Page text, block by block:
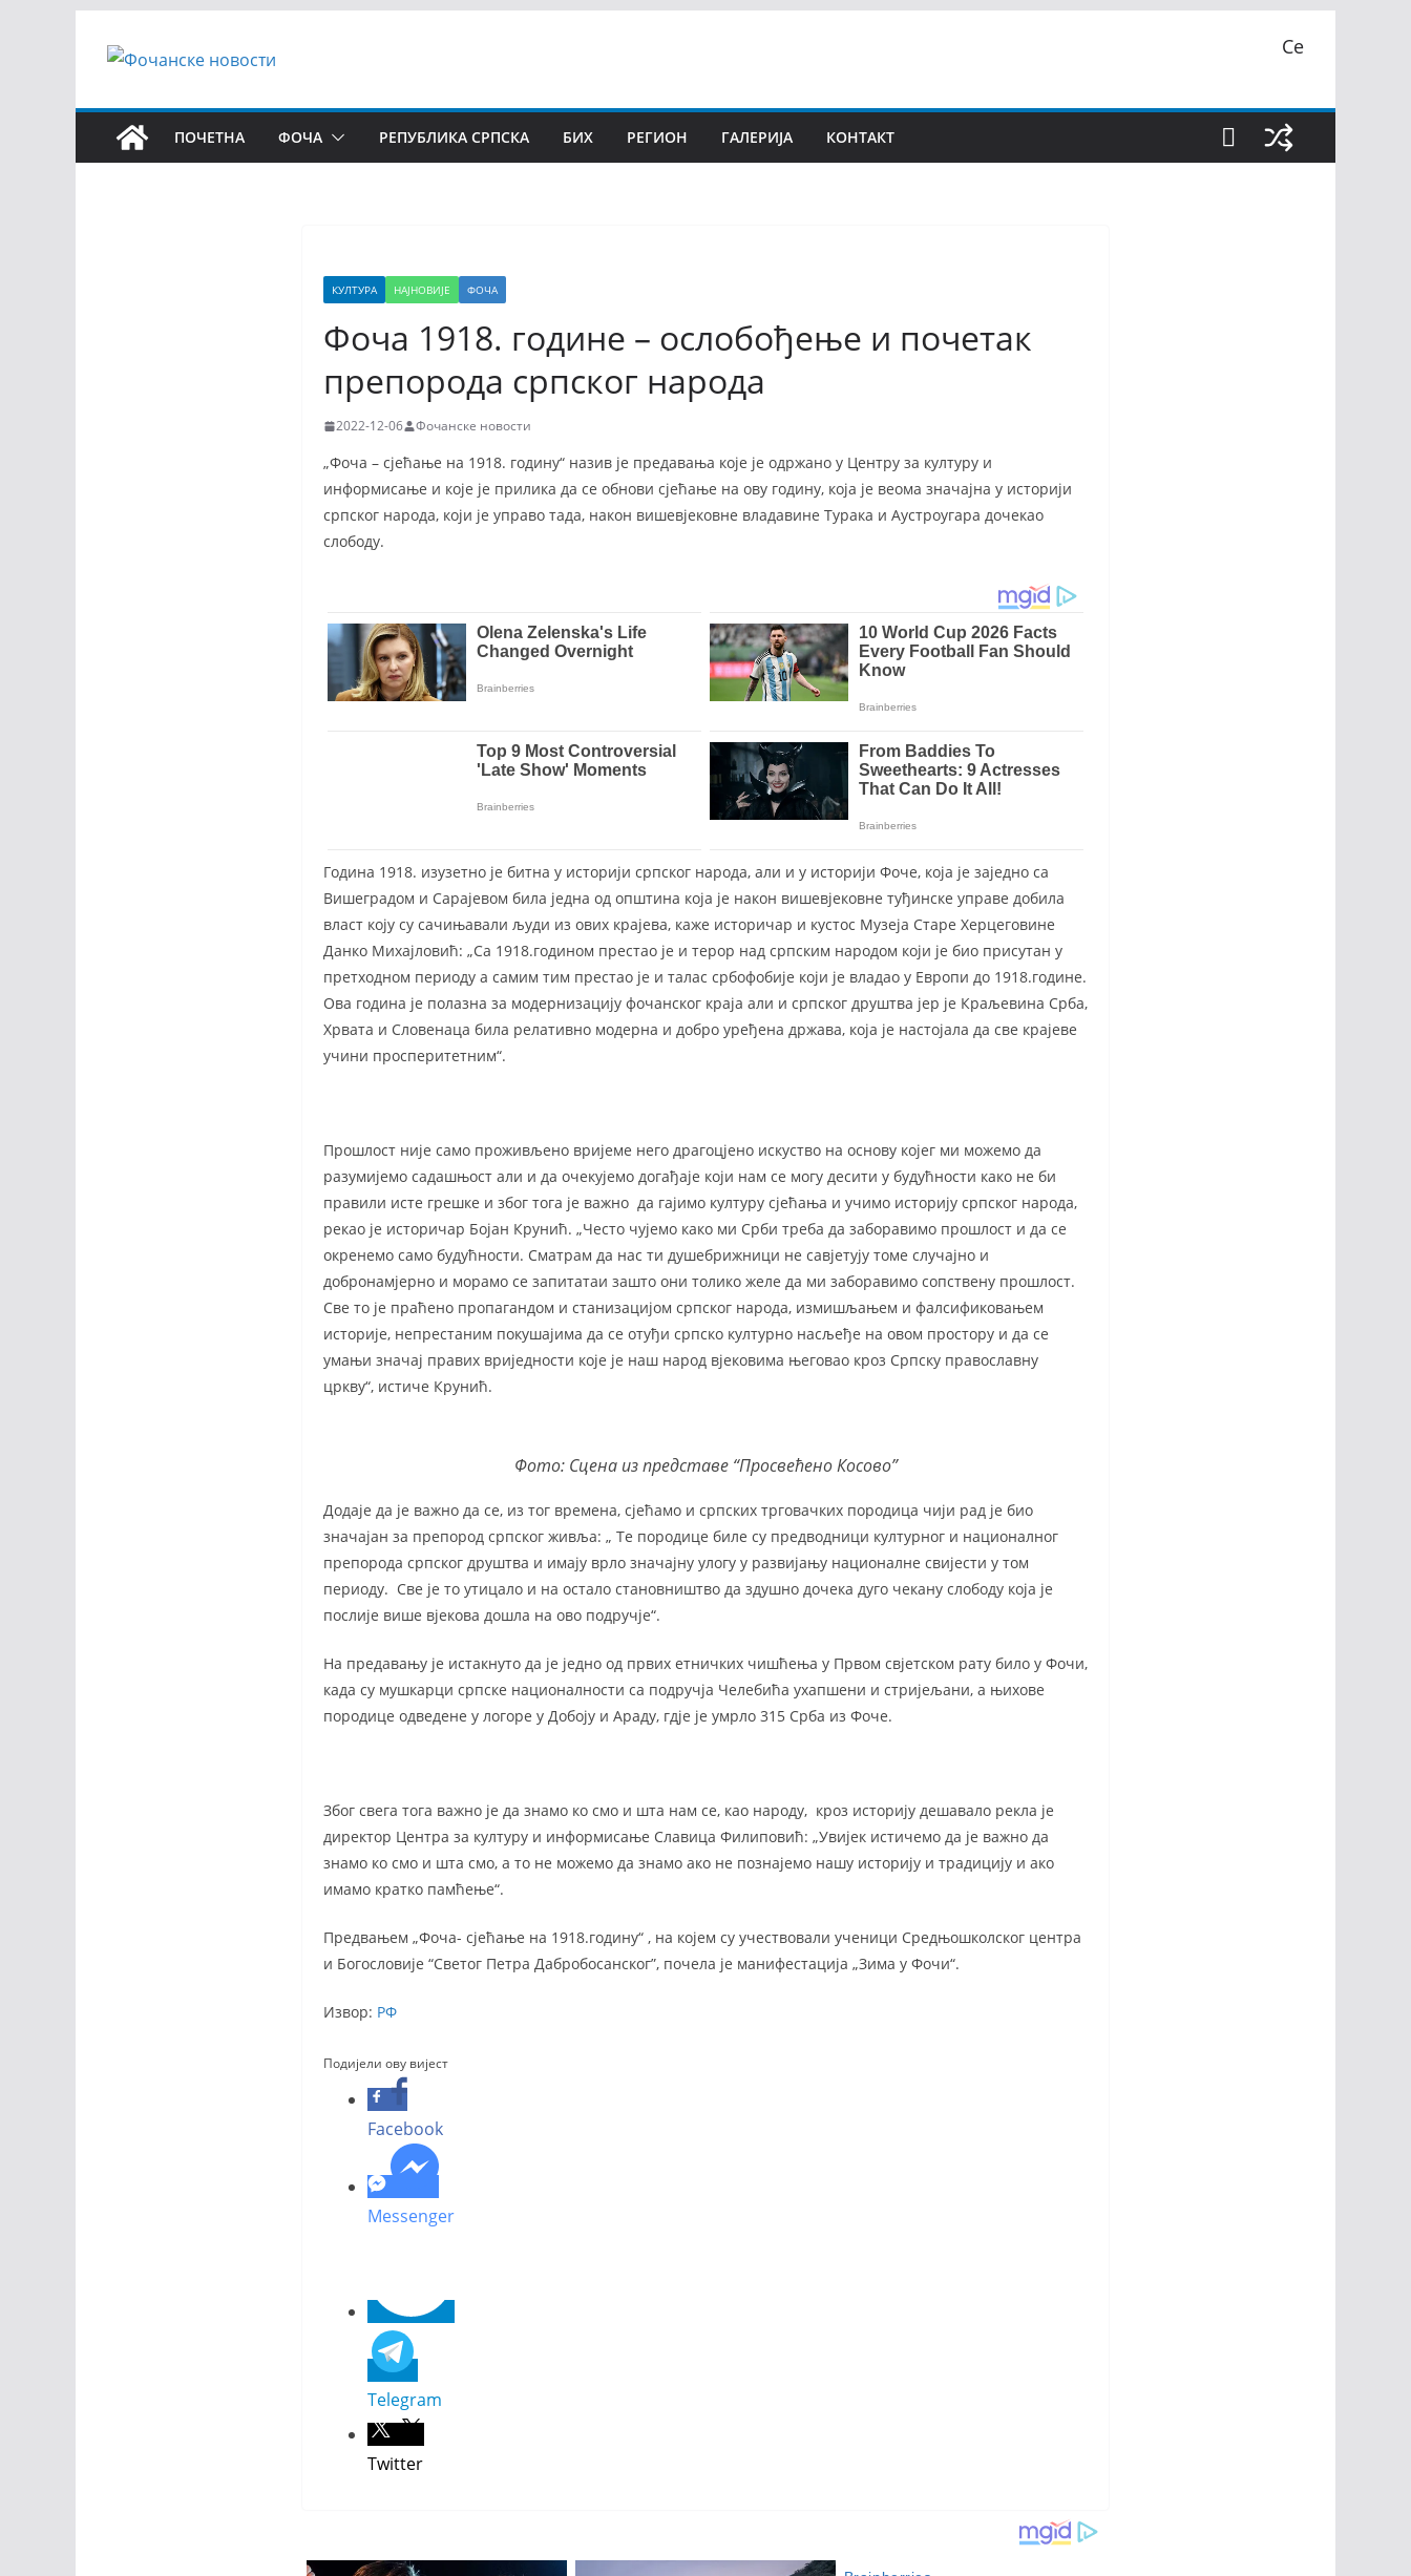
Се
ПОЧЕТНА ФОЧА РЕПУБЛИКА СРПСКА БИХ РЕГИОН ГАЛЕРИЈА КОНТАКТ
КУЛТУРА НАЈНОВИЈЕ ФОЧА
Фоча 1918. године – ослобођење и почетак
препорода српског народа
2022-12-06 Фочанске новости
„Фоча – сјећање на 1918. годину“ назив је предавања које је одржано у Центру за културу и
информисање и које је прилика да се обнови сјећање на ову годину, која је веома значајна у историји
српског народа, који је управо тада, након вишевјековне владавине Турака и Аустроугара дочекао
слободу.
Година 1918. изузетно је битна у историји српског народа, али и у историји Фоче, која је заједно са
Вишеградом и Сарајевом била једна од општина која је након вишевјековне туђинске управе добила
власт коју су сачињавали људи из ових крајева, каже историчар и кустос Музеја Старе Херцеговине
Данко Михајловић: „Са 1918.годином престао је и терор над српским народом који је био присутан у
претходном периоду а самим тим престао је и талас србофобије који је владао у Европи до 1918.године.
Ова година је полазна за модернизацију фочанског краја али и српског друштва јер је Краљевина Срба,
Хрвата и Словенаца била релативно модерна и добро уређена држава, која је настојала да све крајеве
учини просперитетним“.
Прошлост није само проживљено вријеме него драгоцјено искуство на основу којег ми можемо да
разумијемо садашњост али и да очекујемо догађаје који нам се могу десити у будућности како не би
правили исте грешке и због тога је важно да гајимо културу сјећања и учимо историју српског народа,
рекао је историчар Бојан Крунић. „Често чујемо како ми Срби треба да заборавимо прошлост и да се
окренемо само будућности. Сматрам да нас ти душебрижници не савјетују томе случајно и
добронамјерно и морамо се запитатаи зашто они толико желе да ми заборавимо сопствену прошлост.
Све то је праћено пропагандом и станизацијом српског народа, измишљањем и фалсификовањем
историје, непрестаним покушајима да се отуђи српско културно насљеђе на овом простору и да се
умањи значај правих вриједности које је наш народ вјековима његовао кроз Српску православну
цркву“, истиче Крунић.
Фото: Сцена из представе “Просвећено Косово”
Додаје да је важно да се, из тог времена, сјећамо и српских трговачких породица чији рад је био
значајан за препород српског живља: „ Те породице биле су предводници културног и националног
препорода српског друштва и имају врло значајну улогу у развијању националне свијести у том
периоду. Све је то утицало и на остало становништво да здушно дочека дуго чекану слободу која је
послије више вјекова дошла на ово подручје“.
На предавању је истакнуто да је једно од првих етничких чишћења у Првом свјетском рату било у Фочи,
када су мушкарци српске националности са подручја Челебића ухапшени и стријељани, а њихове
породице одведене у логоре у Добоју и Араду, гдје је умрло 315 Срба из Фоче.
Због свега тога важно је да знамо ко смо и шта нам се, као народу, кроз историју дешавало рекла је
директор Центра за културу и информисање Славица Филиповић: „Увијек истичемо да је важно да
знамо ко смо и шта смо, а то не можемо да знамо ако не познајемо нашу историју и традицију и ако
имамо кратко памћење“.
Предвањем „Фоча- сјећање на 1918.годину“ , на којем су учествовали ученици Средњошколског центра
и Богословије “Светог Петра Дабробосанског”, почела је манифестација „Зима у Фочи“.
Извор: РФ
Подијели ову вијест
Facebook
Messenger
Telegram
Twitter